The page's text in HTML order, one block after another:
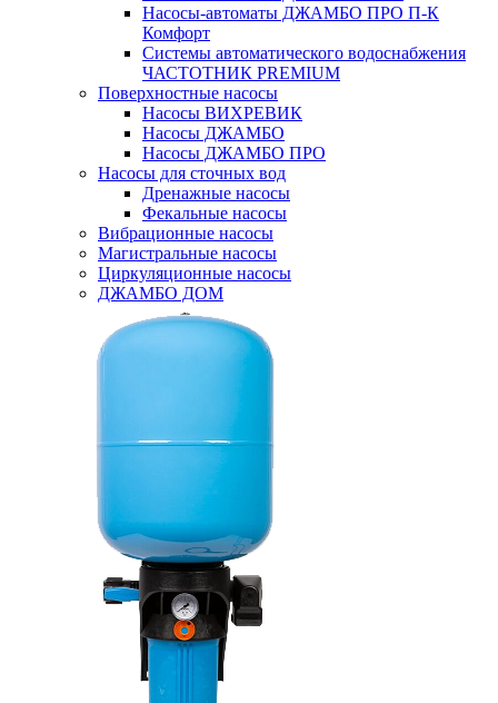
Насосы-автоматы ДЖАМБО ПРО П-К
Комфорт
Системы автоматического водоснабжения
ЧАСТОТНИК PREMIUM
Поверхностные насосы
Насосы ВИХРЕВИК
Насосы ДЖАМБО
Насосы ДЖАМБО ПРО
Насосы для сточных вод
Дренажные насосы
Фекальные насосы
Вибрационные насосы
Магистральные насосы
Циркуляционные насосы
ДЖАМБО ДОМ